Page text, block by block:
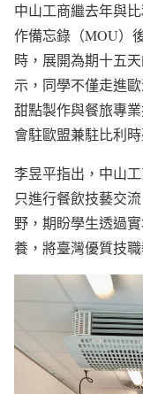
中山工商繼去年與
作備忘錄（MOU）
時，展開為期十五
示，同學不僅走進
甜點製作與餐旅專
會駐歐盟兼駐比利
李昱平指出，中山
只進行餐飲技藝交
野，期盼學生透過
養，將臺灣優質技